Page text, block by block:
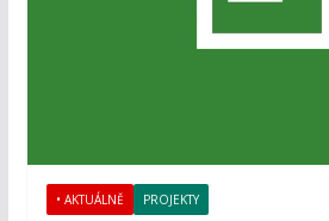
• AKTUÁLNĚ PROJEKTY